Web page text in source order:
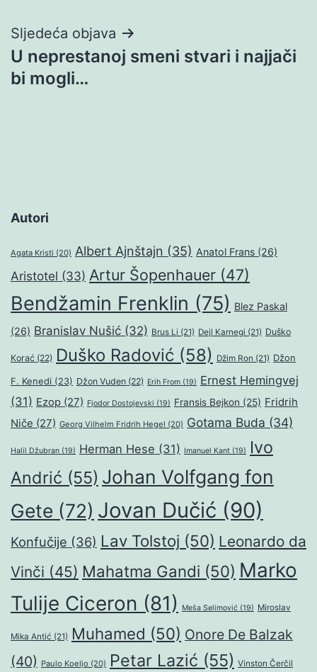
Sljedeća objava
U neprestanoj smeni stvari i najjači
bi mogli…
Autori
Agata Kristi (20) Albert Ajnštajn (35) Anatol Frans (26)
Aristotel (33) Artur Šopenhauer (47)
Bendžamin Frenklin (75) Blez Paskal
(26) Branislav Nušić (32) Brus Li (21) Dejl Karnegi (21) Duško
Korać (22) Duško Radović (58) Džim Ron (21) Džon
F. Kenedi (23) Džon Vuden (22) Erih From (19) Ernest Hemingvej
(31) Ezop (27) Fjodor Dostojevski (19) Fransis Bejkon (25) Fridrih
Niče (27) Georg Vilhelm Fridrih Hegel (20) Gotama Buda (34)
Halil Džubran (19) Herman Hese (31) Imanuel Kant (19)
Ivo
Andrić (55) Johan Volfgang fon
Gete (72) Jovan Dučić (90)
Konfučije (36) Lav Tolstoj (50) Leonardo da
Vinči (45) Mahatma Gandi (50) Marko
Tulije Ciceron (81) Meša Selimović (19) Miroslav
Mika Antić (21) Muhamed (50) Onore De Balzak
(40) Paulo Koeljo (20) Petar Lazić (55) Vinston Čerčil